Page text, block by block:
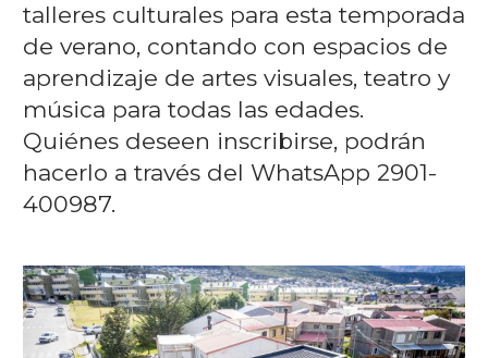
talleres culturales para esta temporada
de verano, contando con espacios de
aprendizaje de artes visuales, teatro y
música para todas las edades.
Quiénes deseen inscribirse, podrán
hacerlo a través del WhatsApp 2901-
400987.